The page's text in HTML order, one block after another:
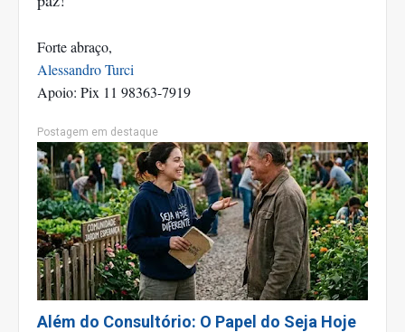
Forte abraço,
Alessandro Turci
Apoio: Pix 11 98363-7919
Postagem em destaque
Além do Consultório: O Papel do Seja Hoje